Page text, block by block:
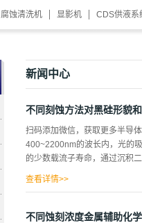
腐蚀清洗机 显影机 CDS供液系
新闻中心
不同刻蚀方法对黑硅形貌
扫码添加微信，获取更多半导
400~2200nm的波长内，光的
的少数载流子寿命，通过沉积
从紫外线到近红外波长的吸收
查看详情>>
不同蚀刻浓度金属辅助化